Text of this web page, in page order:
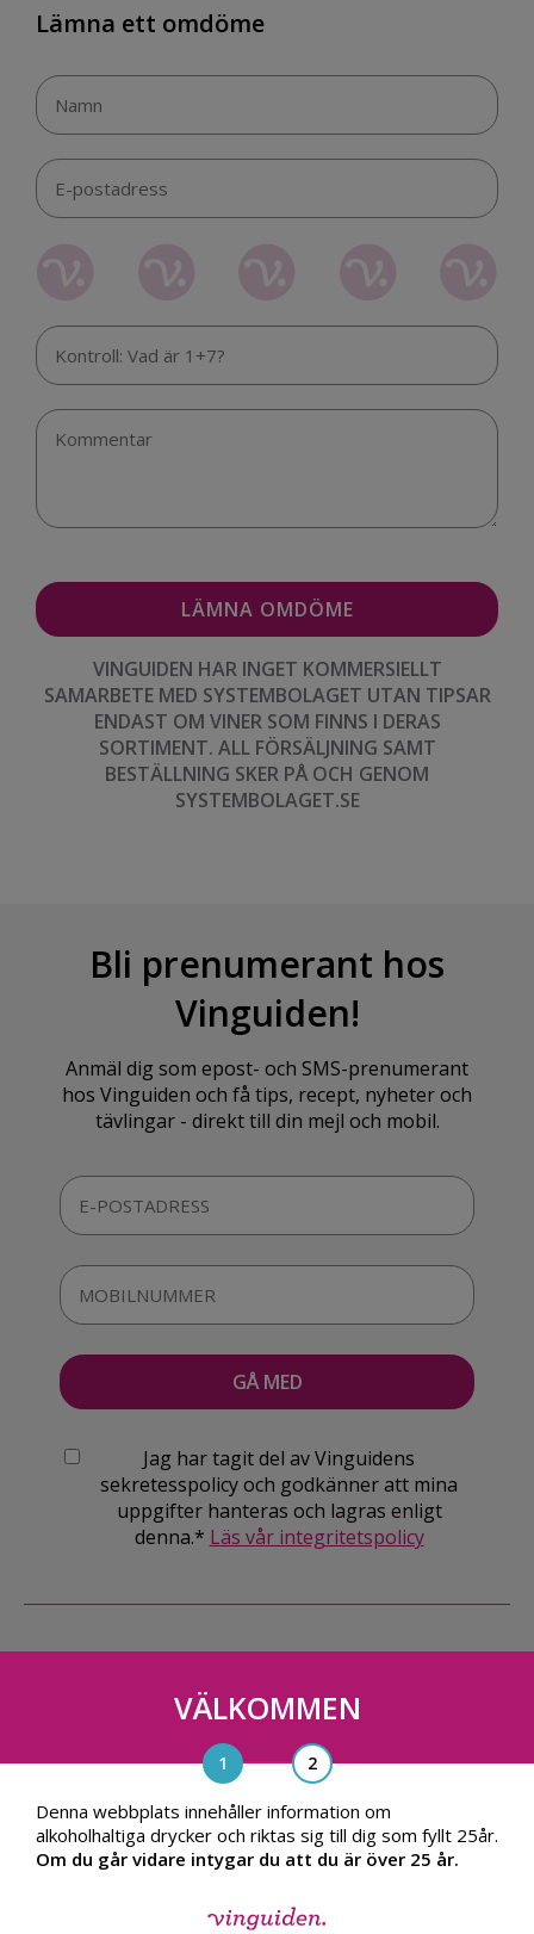
Lämna ett omdöme
VINGUIDEN HAR INGET KOMMERSIELLT
SAMARBETE MED SYSTEMBOLAGET UTAN TIPSAR
ENDAST OM VINER SOM FINNS I DERAS
SORTIMENT. ALL FÖRSÄLJNING SAMT
BESTÄLLNING SKER PÅ OCH GENOM
SYSTEMBOLAGET.SE
Bli prenumerant hos
Vinguiden!
Anmäl dig som epost- och SMS-prenumerant
hos Vinguiden och få tips, recept, nyheter och
tävlingar - direkt till din mejl och mobil.
Jag har tagit del av Vinguidens
sekretesspolicy och godkänner att mina
uppgifter hanteras och lagras enligt
denna.* Läs vår integritetspolicy
Vinguiden Nordic AB
Blasieholmsgatan 4A, 111 48, Stockholm
info@vinguiden.com
VÄLKOMMEN
Denna webbplats innehåller information om
alkoholhaltiga drycker och riktas sig till dig som fyllt 25år.
Om du går vidare intygar du att du är över 25 år.